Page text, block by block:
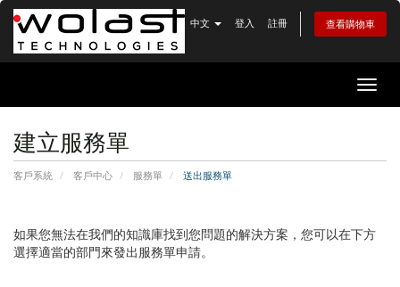
中文 登入 註冊 查看購物車
建立服務單
客戶系統 客戶中心 服務單 送出服務單
如果您無法在我們的知識庫找到您問題的解決方案，您可以在下方
選擇適當的部門來發出服務單申請。